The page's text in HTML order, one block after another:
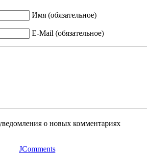
Имя (обязательное)
E-Mail (обязательное)
о новых комментариях
JComments